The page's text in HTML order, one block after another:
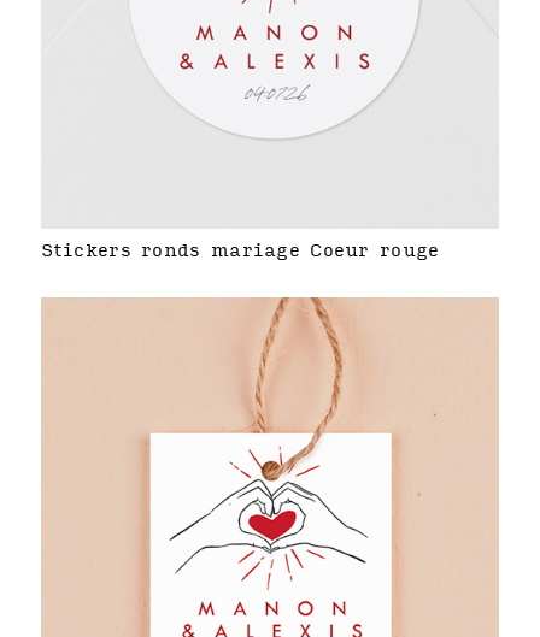
Stickers ronds mariage Coeur rouge